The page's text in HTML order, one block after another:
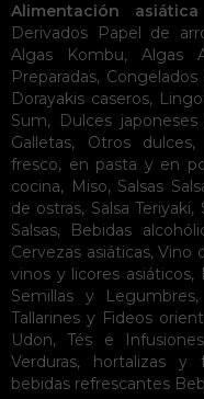
Alimentación asiática
Derivados
Papel de
Algas Kombu, Algas
Preparadas,
Dorayakis caseros,
Sum, Dulces
Galletas, Otros dulces,
fresco, en pasta y en
cocina, Miso, Salsas
de ostras, Salsa Teriyaki,
Salsas, Bebidas
Cervezas asiáticas, Vino
vinos y licores asiáticos,
Semillas y Legumbres,
Tallarines y Fideos
Udon,Tés e Infusiones
Verduras, hortalizas y
bebidas refrescantes